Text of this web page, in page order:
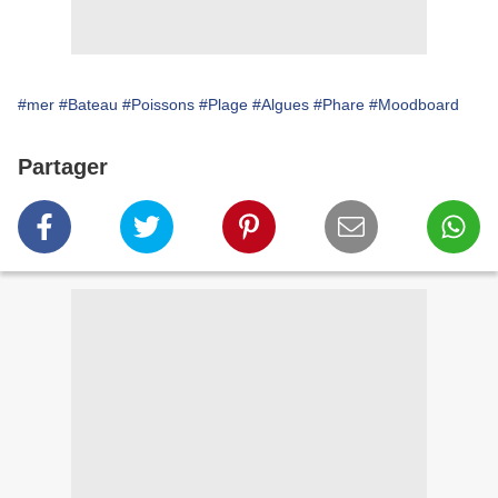
#mer #Bateau #Poissons #Plage #Algues #Phare #Moodboard
Partager